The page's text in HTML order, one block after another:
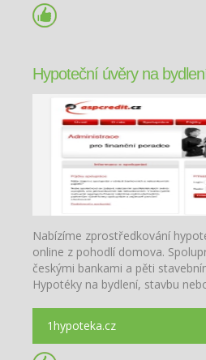
Hypoteční úvěry na
Nabízíme zprostředkování
online z pohodlí domova.
českými bankami a pěti
Hypotéky na bydlení, stavbu
1hypoteka.cz